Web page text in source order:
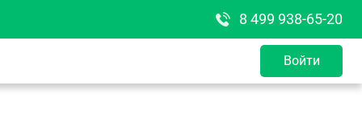
8 499 938-65-20
Войти